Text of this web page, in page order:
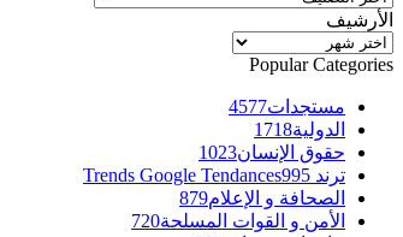
الأرشيف
الأرشيف
Popular Categories
مستجدات4577
الدولية1718
حقوق الإنسان1023
ترند Trends Google Tendances 995
الصحافة و الإعلام879
الأمن و القوات المسلحة720